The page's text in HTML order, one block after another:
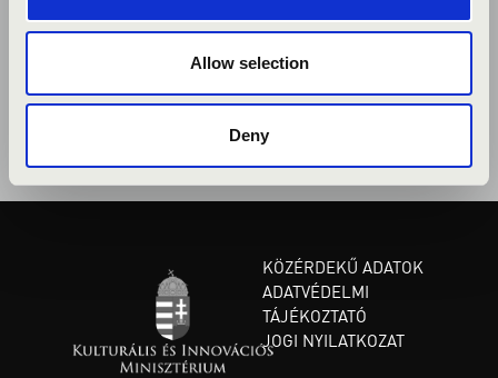
Allow selection
Deny
KÖZÉRDEKŰ ADATOK
ADATVÉDELMI
TÁJÉKOZTATÓ
JOGI NYILATKOZAT